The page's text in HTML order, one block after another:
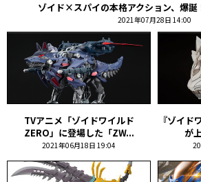
ゾイド×スパイの本格アクション、爆誕
2021年07月28日 14:00
TVアニメ「ゾイドワイルド
ZERO」に登場した「ZW...
2021年06月18日 19:04
『ゾイド
が